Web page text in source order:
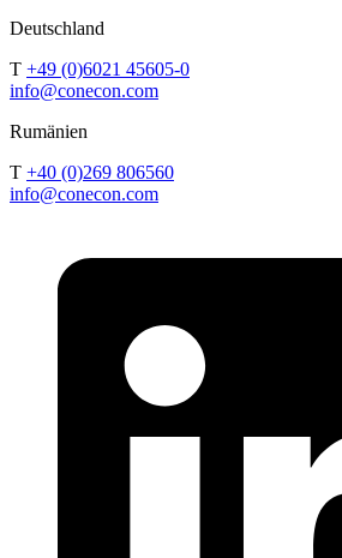
Deutschland
T +49 (0)6021 45605-0
info@conecon.com
Rumänien
T +40 (0)269 806560
info@conecon.com